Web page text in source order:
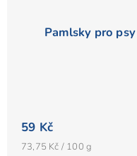
Pamlsky pro
produktu
je
59 Kč
Měrná
73,75 Kč / 100 g